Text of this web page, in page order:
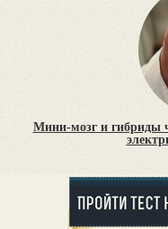
Мини-мозг и гибриды